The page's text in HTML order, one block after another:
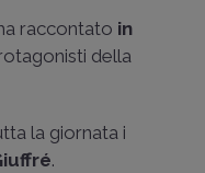
raccontato in
della
la giornata i
.